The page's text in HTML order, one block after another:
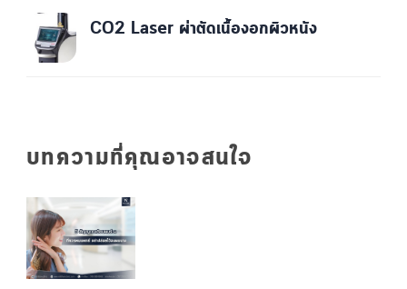
CO2 Laser ผ่าตัดเนื้องอกผิวหนัง
บทความที่คุณอาจสนใจ